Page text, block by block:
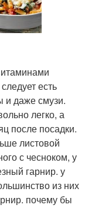
есть
и даже смузи.
легко, а
после посадки.
листовой
с чесноком, у
гарнир. у
из них
почему бы